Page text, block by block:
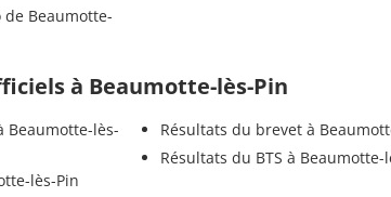
Beaumotte-
à Beaumotte-lès-Pin
Beaumotte-lès-
lès-Pin
Résultats du brevet à
Résultats du BTS à Beaumotte-